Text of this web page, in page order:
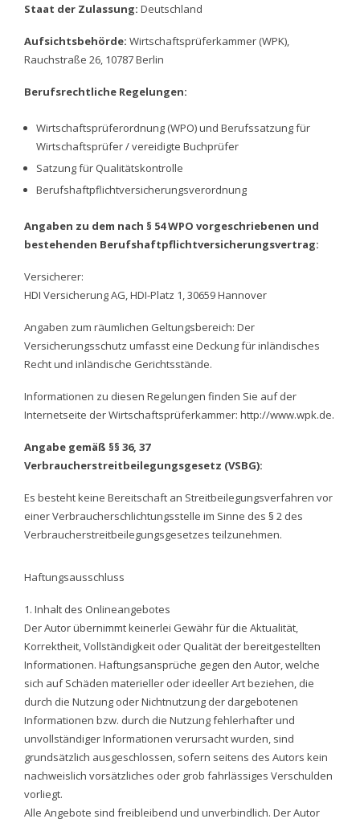
Staat der Zulassung: Deutschland
Aufsichtsbehörde: Wirtschaftsprüferkammer (WPK),
Rauchstraße 26, 10787 Berlin
Berufsrechtliche Regelungen:
Wirtschaftsprüferordnung (WPO) und Berufssatzung für
Wirtschaftsprüfer / vereidigte Buchprüfer
Satzung für Qualitätskontrolle
Berufshaftpflichtversicherungsverordnung
Angaben zu dem nach § 54 WPO vorgeschriebenen und
bestehenden Berufshaftpflichtversicherungsvertrag:
Versicherer:
HDI Versicherung AG, HDI-Platz 1, 30659 Hannover
Angaben zum räumlichen Geltungsbereich: Der
Versicherungsschutz umfasst eine Deckung für inländisches
Recht und inländische Gerichtsstände.
Informationen zu diesen Regelungen finden Sie auf der
Internetseite der Wirtschaftsprüferkammer: http://www.wpk.de.
Angabe gemäß §§ 36, 37
Verbraucherstreitbeilegungsgesetz (VSBG):
Es besteht keine Bereitschaft an Streitbeilegungsverfahren vor
einer Verbraucherschlichtungsstelle im Sinne des § 2 des
Verbraucherstreitbeilegungsgesetzes teilzunehmen.
Haftungsausschluss
1. Inhalt des Onlineangebotes
Der Autor übernimmt keinerlei Gewähr für die Aktualität,
Korrektheit, Vollständigkeit oder Qualität der bereitgestellten
Informationen. Haftungsansprüche gegen den Autor, welche
sich auf Schäden materieller oder ideeller Art beziehen, die
durch die Nutzung oder Nichtnutzung der dargebotenen
Informationen bzw. durch die Nutzung fehlerhafter und
unvollständiger Informationen verursacht wurden, sind
grundsätzlich ausgeschlossen, sofern seitens des Autors kein
nachweislich vorsätzliches oder grob fahrlässiges Verschulden
vorliegt.
Alle Angebote sind freibleibend und unverbindlich. Der Autor